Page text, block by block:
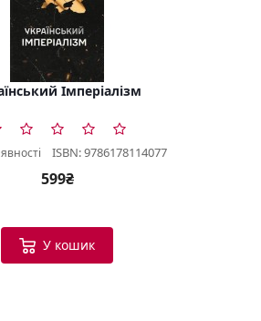
Імперіалізм
ISBN: 9786178114077
599₴
У кошик